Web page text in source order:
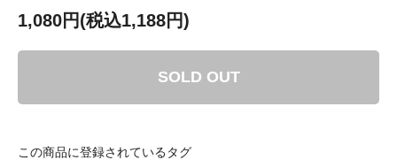
1,080円(税込1,188円)
SOLD OUT
この商品に登録されているタグ